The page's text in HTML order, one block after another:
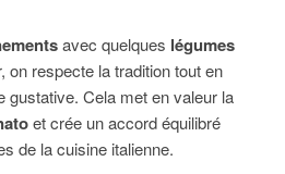
avec quelques légumes
on respecte la tradition tout en
gustative. Cela met en valeur la
et crée un accord équilibré
de la cuisine italienne.